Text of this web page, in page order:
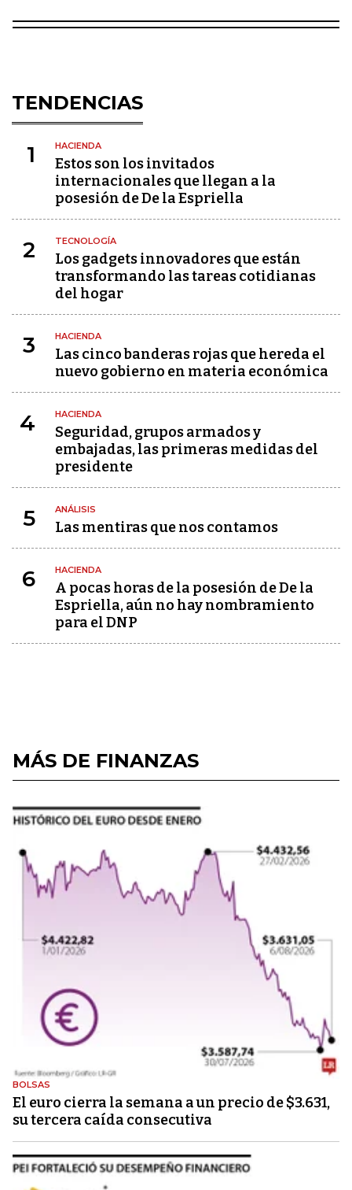
TENDENCIAS
1 HACIENDA
Estos son los invitados
internacionales que llegan a la
posesión de De la Espriella
2 TECNOLOGÍA
Los gadgets innovadores que están
transformando las tareas cotidianas
del hogar
3 HACIENDA
Las cinco banderas rojas que hereda el
nuevo gobierno en materia económica
4 HACIENDA
Seguridad, grupos armados y
embajadas, las primeras medidas del
presidente
5 ANÁLISIS
Las mentiras que nos contamos
6 HACIENDA
A pocas horas de la posesión de De la
Espriella, aún no hay nombramiento
para el DNP
MÁS DE FINANZAS
BOLSAS
El euro cierra la semana a un precio de $3.631,
su tercera caída consecutiva